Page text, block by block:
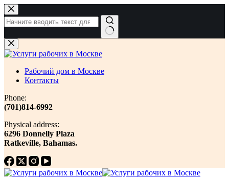
Перейти
к
сути
Ничего
не
найдено
Рабочий дом в Москве
Контакты
Phone:
(701)814-6992
Physical address:
​6296 Donnelly Plaza
Ratkeville, ​Bahamas.